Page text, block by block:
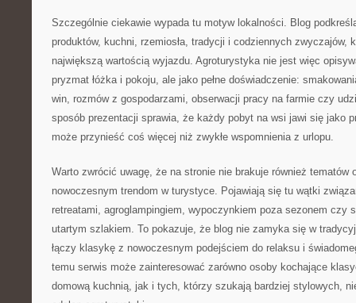
Szczególnie ciekawie wypada tu motyw lokalności. Blog
produktów, kuchni, rzemiosła, tradycji i codziennych zwyczajów,
największą wartością wyjazdu. Agroturystyka nie jest więc
pryzmat łóżka i pokoju, ale jako pełne doświadczenie:
win, rozmów z gospodarzami, obserwacji pracy na farmie czy
sposób prezentacji sprawia, że każdy pobyt na wsi jawi się jako
może przynieść coś więcej niż zwykłe wspomnienia z urlopu.
Warto zwrócić uwagę, że na stronie nie brakuje również tematów
nowoczesnym trendom w turystyce. Pojawiają się tu wątki
retreatami, agroglampingiem, wypoczynkiem poza sezonem czy
utartym szlakiem. To pokazuje, że blog nie zamyka się w
łączy klasykę z nowoczesnym podejściem do relaksu i
temu serwis może zainteresować zarówno osoby kochające
domową kuchnią, jak i tych, którzy szukają bardziej stylowych,